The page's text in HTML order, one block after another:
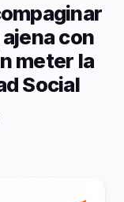
con
meter la
Social